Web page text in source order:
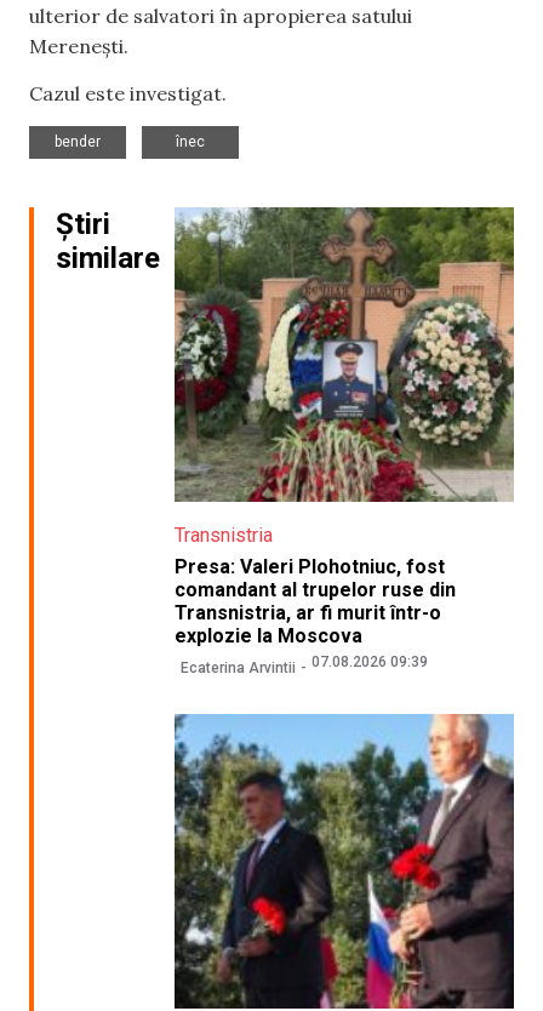
ulterior de salvatori în apropierea satului
Merenești.
Cazul este investigat.
bender
înec
Știri
similare
Transnistria
Presa: Valeri Plohotniuc, fost
comandant al trupelor ruse din
Transnistria, ar fi murit într-o
explozie la Moscova
Ecaterina Arvintii 07.08.2026 09:39